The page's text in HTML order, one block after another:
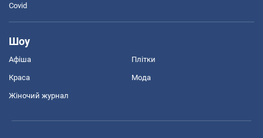
Covid
Шоу
Афіша Плітки
Краса Мода
Жіночий журнал